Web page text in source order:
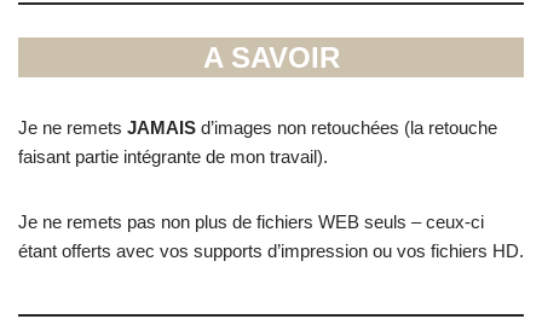
A SAVOIR
Je ne remets JAMAIS d’images non retouchées (la retouche
faisant partie intégrante de mon travail).
Je ne remets pas non plus de fichiers WEB seuls – ceux-ci
étant offerts avec vos supports d’impression ou vos fichiers HD.